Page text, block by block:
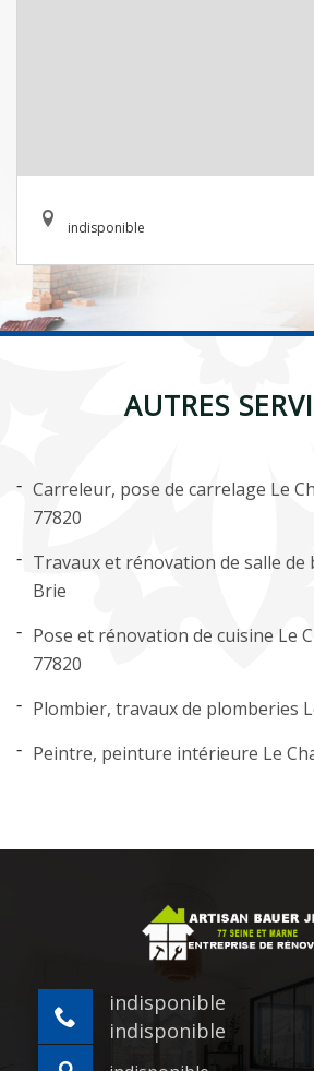
indisponible
AUTRES
Carreleur, pose de carrelage Le
77820
Travaux et rénovation de salle de
Brie
Pose et rénovation de cuisine Le
77820
Plombier, travaux de plomberies
Peintre, peinture intérieure Le
indisponible
indisponible